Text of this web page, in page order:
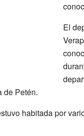
El
de Petén.
habitada por